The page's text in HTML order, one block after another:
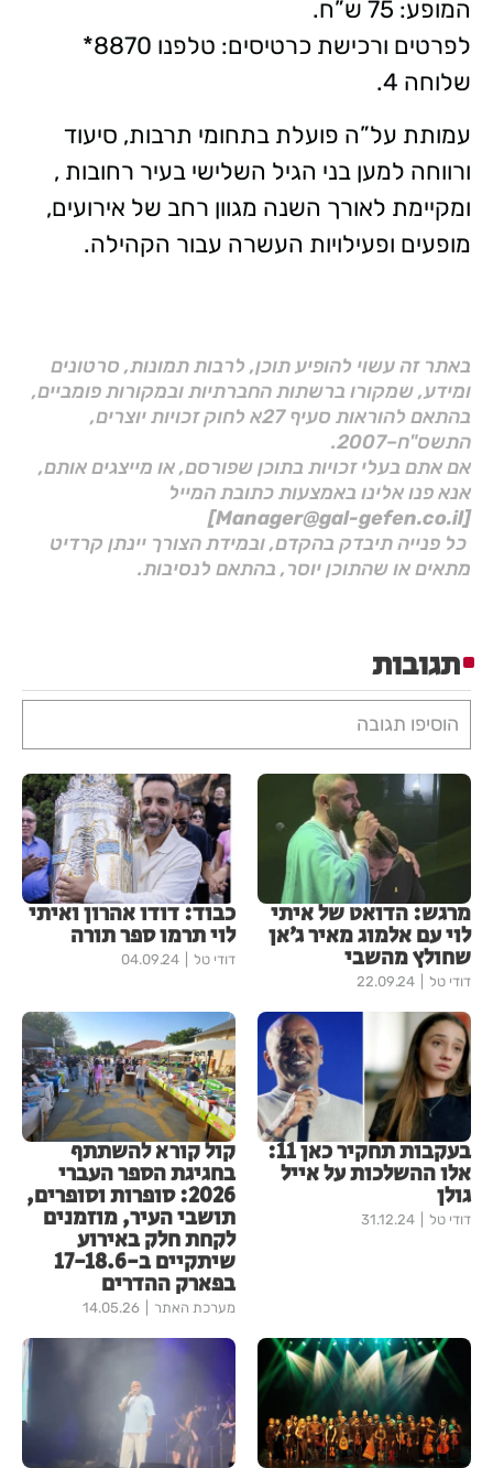
המופע: 75 ש”ח.
לפרטים ורכישת כרטיסים: טלפנו 8870*
שלוחה 4.
עמותת על”ה פועלת בתחומי תרבות, סיעוד
ורווחה למען בני הגיל השלישי בעיר רחובות ,
ומקיימת לאורך השנה מגוון רחב של אירועים,
מופעים ופעילויות העשרה עבור הקהילה.
באתר זה עשוי להופיע תוכן, לרבות תמונות, סרטונים
ומידע, שמקורו ברשתות החברתיות ובמקורות פומביים,
בהתאם להוראות סעיף 27א לחוק זכויות יוצרים,
התשס"ח–2007.
אם אתם בעלי זכויות בתוכן שפורסם, או מייצגים אותם,
אנא פנו אלינו באמצעות כתובת המייל
[Manager@gal-gefen.co.il]
כל פנייה תיבדק בהקדם, ובמידת הצורך יינתן קרדיט
מתאים או שהתוכן יוסר, בהתאם לנסיבות.
תגובות
הוסיפו תגובה
מרגש: הדואט של איתי
לוי עם אלמוג מאיר ג׳אן
שחולץ מהשבי
דודי טל 22.09.24
כבוד: דודו אהרון ואיתי
לוי תרמו ספר תורה
דודי טל 04.09.24
בעקבות תחקיר כאן 11:
אלו ההשלכות על אייל
גולן
דודי טל 31.12.24
קול קורא להשתתף
בחגיגת הספר העברי
2026: סופרות וסופרים,
תושבי העיר, מוזמנים
לקחת חלק באירוע
שיתקיים ב-17-18.6
בפארק ההדרים
מערכת האתר 14.05.26